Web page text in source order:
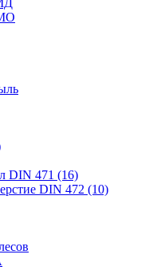
DIN 471 (16)
DIN 472 (10)